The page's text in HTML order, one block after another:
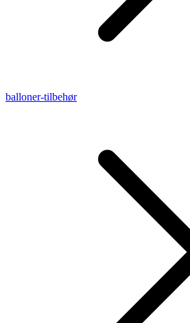
balloner-tilbehør